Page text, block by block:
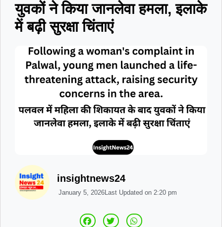
युवकों ने किया जानलेवा हमला, इलाके
में बढ़ी सुरक्षा चिंताएं
insightnews24
January 5, 2026Last Updated on 2:20 pm